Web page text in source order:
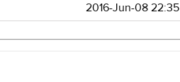
2016-Jun-08 22:35